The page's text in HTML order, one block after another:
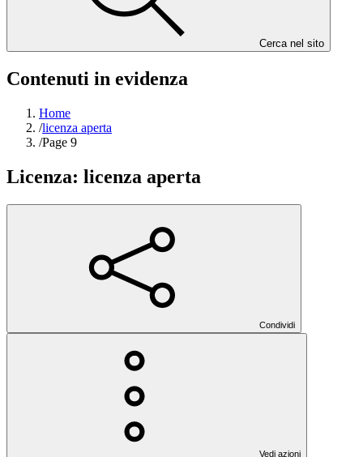
Cerca nel sito
Contenuti in evidenza
Home
/licenza aperta
/Page 9
Licenza: licenza aperta
Condividi
Vedi azioni